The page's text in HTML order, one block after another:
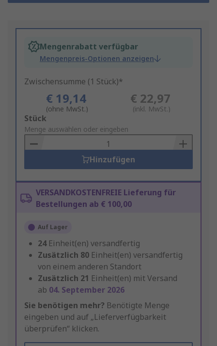
Mengenrabatt verfügbar
Mengenpreis-Optionen anzeigen
Zwischensumme (1 Stück)*
€ 19,14
(ohne MwSt.)
€ 22,97
(inkl. MwSt.)
Add
to
Basket
Stück
Menge auswählen oder eingeben
Hinzufügen
VERSANDKOSTENFREIE Lieferung für
Bestellungen ab € 100,00
Auf Lager
24 Einheit(en) versandfertig
Zusätzlich 80 Einheit(en) versandfertig
von einem anderen Standort
Zusätzlich 21 Einheit(en) mit Versand
ab 04. September 2026
Sie benötigen mehr? Benötigte Menge
eingeben und auf „Lieferverfügbarkeit
überprüfen“ klicken.